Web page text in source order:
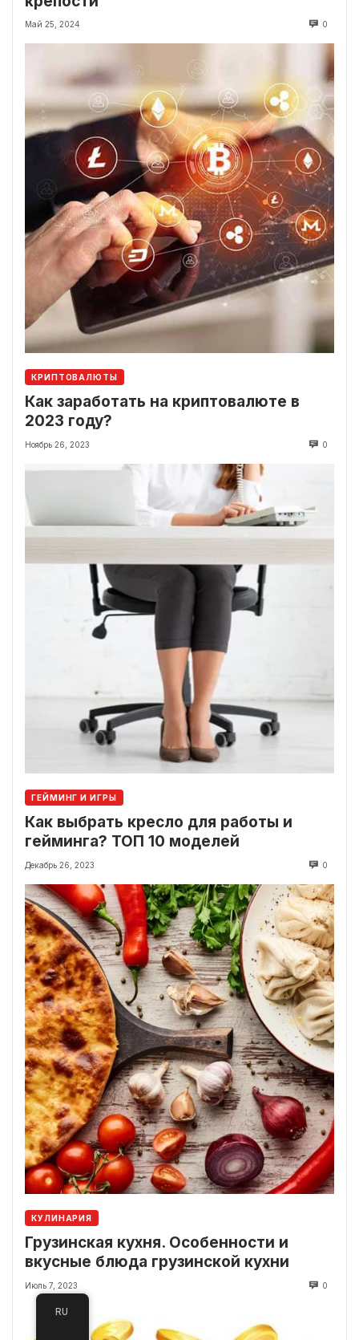
Май 25, 2024 0
КРИПТОВАЛЮТЫ
Как заработать на криптовалюте в
2023 году?
Ноябрь 26, 2023 0
ГЕЙМИНГ И ИГРЫ
Как выбрать кресло для работы и
гейминга? ТОП 10 моделей
Декабрь 26, 2023 0
КУЛИНАРИЯ
Грузинская кухня. Особенности и
вкусные блюда грузинской кухни
Июль 7, 2023 0
RU